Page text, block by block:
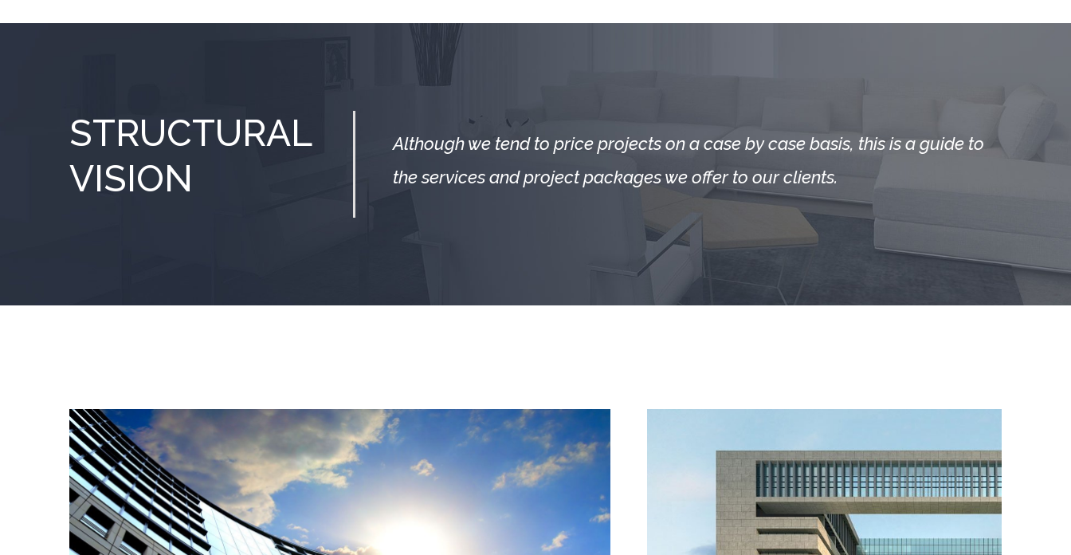
STRUCTURAL
VISION
Although we tend to price projects on a case by case basis, this is a guide to
the services and project packages we offer to our clients.